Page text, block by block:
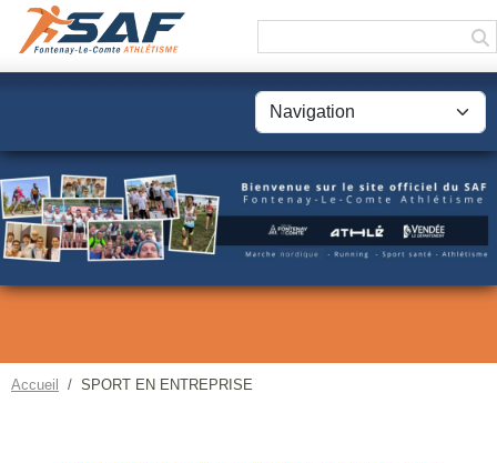
Accueil SPORT EN ENTREPRISE
Panneau de gestion des cookies